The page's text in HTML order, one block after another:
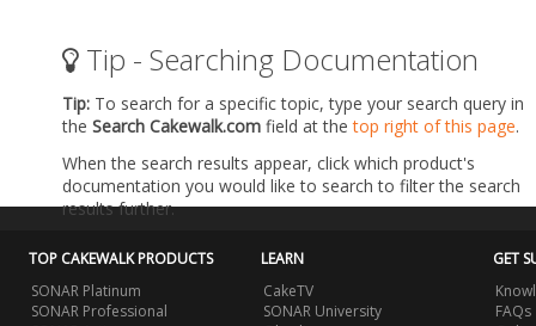
Tip - Searching Documentation
Tip: To search for a specific topic, type your search query in
the Search Cakewalk.com field at thetop right of this page.
When the search results appear, click which product's
documentation you would like to search to filter the search
results further.
TOP CAKEWALK PRODUCTS
SONAR Platinum
SONAR Professional
LEARN
CakeTV
SONAR University
GET
FAQs